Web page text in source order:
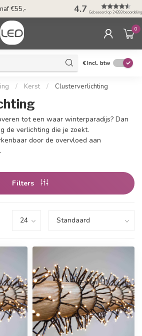
€55,- 50 dagen
Klarna
4.7 Gebaseerd op 24393
0
€Incl. btw
/ Kerst / Clusterverlichting
tot een waar winterparadijs? Dan
de verlichting die je zoekt.
door de overvloed aan
Filters